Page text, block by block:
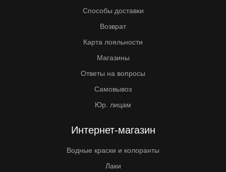
Способы доставки
Возврат
Карта лояльности
Магазины
Ответы на вопросы
Самовывоз
Юр. лицам
Интернет-магазин
Водные краски и колоранты
Лаки